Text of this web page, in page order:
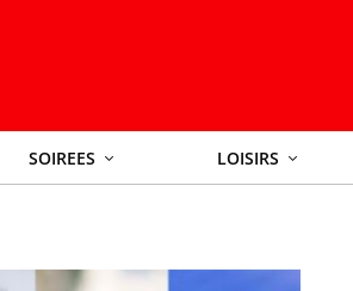
SOIREES LOISIRS